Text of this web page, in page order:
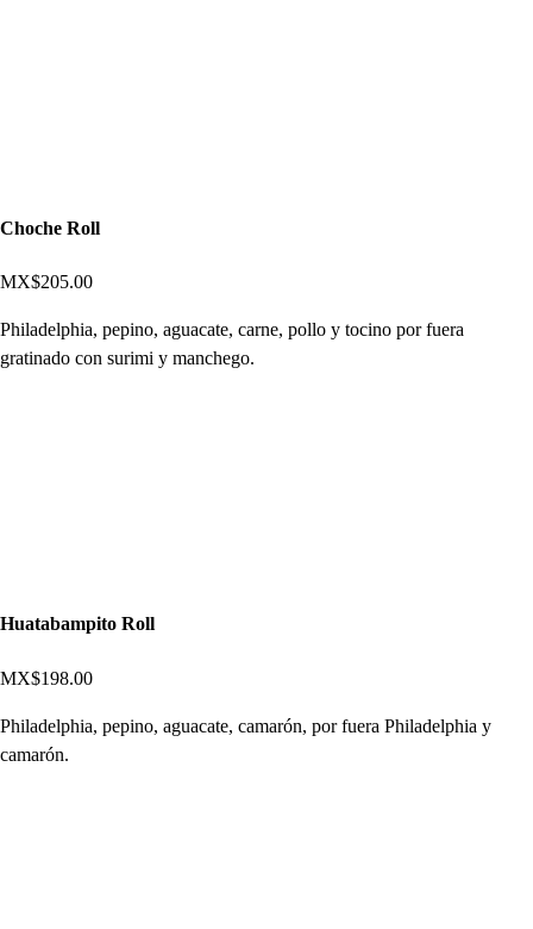
Choche Roll
MX$205.00
Philadelphia, pepino, aguacate, carne, pollo y tocino por fuera
gratinado con surimi y manchego.
Huatabampito Roll
MX$198.00
Philadelphia, pepino, aguacate, camarón, por fuera Philadelphia y
camarón.